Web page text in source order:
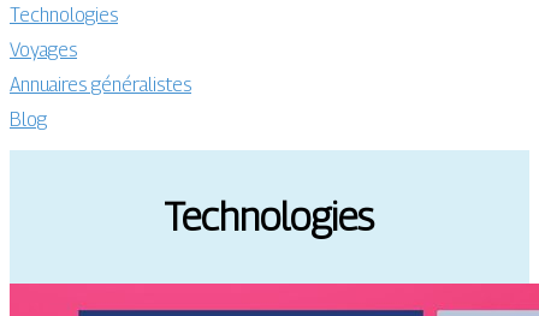
Technologies
Voyages
Annuaires généralistes
Blog
Technologies